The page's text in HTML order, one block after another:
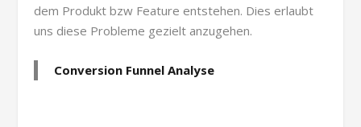
dem Produkt bzw Feature entstehen. Dies erlaubt
uns diese Probleme gezielt anzugehen.
Conversion Funnel Analyse